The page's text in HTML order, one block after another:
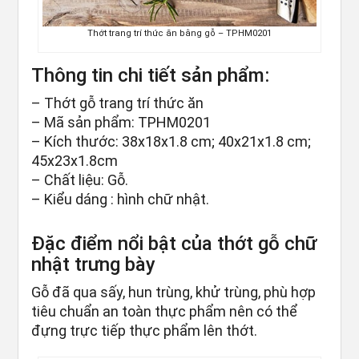
Thớt trang trí thức ăn bằng gỗ – TPHM0201
Thông tin chi tiết sản phẩm:
– Thớt gỗ trang trí thức ăn
– Mã sản phẩm: TPHM0201
– Kích thước: 38x18x1.8 cm; 40x21x1.8 cm;
45x23x1.8cm
– Chất liệu: Gỗ.
– Kiểu dáng : hình chữ nhật.
Đặc điểm nổi bật của thớt gỗ chữ
nhật trưng bày
Gỗ đã qua sấy, hun trùng, khử trùng, phù hợp
tiêu chuẩn an toàn thực phẩm nên có thể
đựng trực tiếp thực phẩm lên thớt.